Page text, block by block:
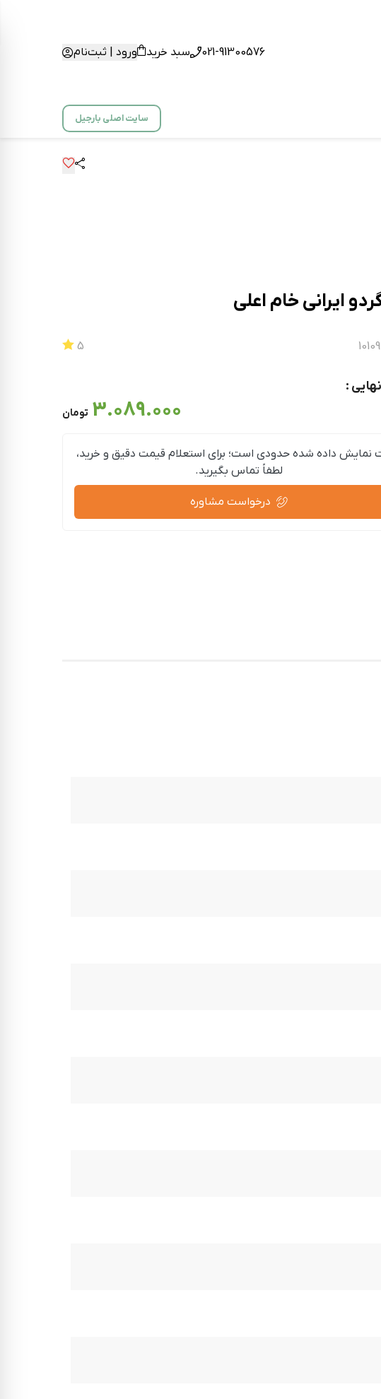
021-91300576 سبد خرید ورود | ثبت‌نام
سایت اصلی بارجیل
ایرانی خام اعلی
5
:
3.089.000 تومان
نمایش داده شده حدودی است؛ برای استعلام قیمت دقیق و خرید،
لطفاً تماس بگیرید.
درخواست مشاوره